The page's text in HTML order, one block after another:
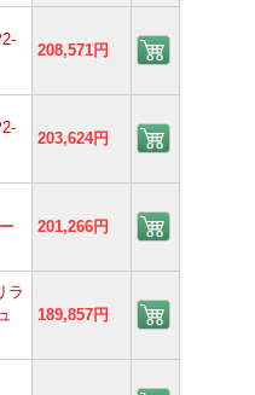
208,571円
203,624円
201,266円
ラ
189,857円